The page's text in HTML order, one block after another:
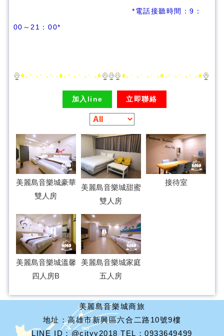
*電話接聽時間：9：
00～21：00*
加入line 立即聯絡
美麗島音樂城豪華
雙人房
美麗島音樂城甜蜜
雙人房
接待室
美麗島音樂城溫馨
四人房B
美麗島音樂城家庭
五人房
美麗島音樂城商旅
地址：高雄市新興區六合二路10號9樓
LINE ID：@cityy2018 TEL：0933649499